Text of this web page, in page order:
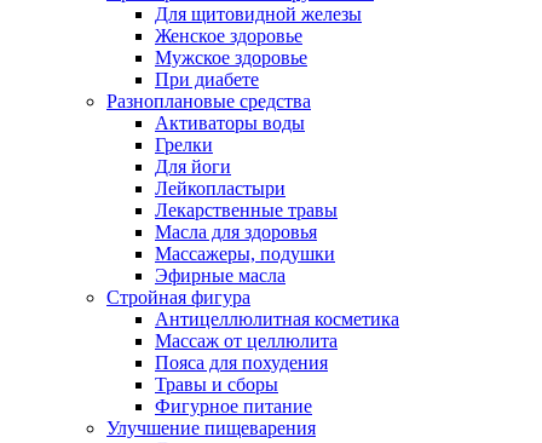
Для щитовидной железы
Женское здоровье
Мужское здоровье
При диабете
Разноплановые средства
Активаторы воды
Грелки
Для йоги
Лейкопластыри
Лекарственные травы
Масла для здоровья
Массажеры, подушки
Эфирные масла
Стройная фигура
Антицеллюлитная косметика
Массаж от целлюлита
Пояса для похудения
Травы и сборы
Фигурное питание
Улучшение пищеварения